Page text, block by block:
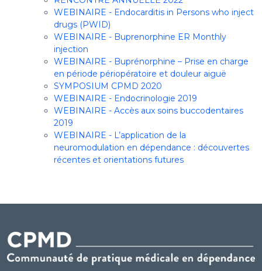
WEBINAIRE - Endocarditis in Persons who inject
drugs (PWID)
WEBINAIRE - Buprenorphine ER Monthly
injection
WEBINAIRE - Buprénorphine – Prise en charge
en période périopératoire et douleur aiguë
SYMPOSIUM CPMD 2020
WEBINAIRE - Endocrinologie 2019
WEBINAIRE - Accès aux soins buccodentaires
2019
WEBINAIRE - L’application de la
neuromodulation en dépendance : découvertes
récentes et orientations futures